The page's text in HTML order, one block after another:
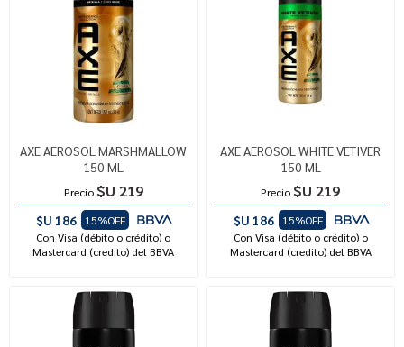
AXE AEROSOL MARSHMALLOW
150 ML
Precio $U 219
$U 186
15%OFF
Con Visa (débito o crédito) o
Mastercard (credito) del BBVA
AXE AEROSOL WHITE VETIVER
150 ML
Precio $U 219
$U 186
15%OFF
Con Visa (débito o crédito) o
Mastercard (credito) del BBVA